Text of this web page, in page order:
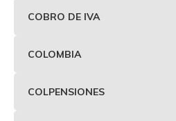
COBRO DE IVA
COLOMBIA
COLPENSIONES